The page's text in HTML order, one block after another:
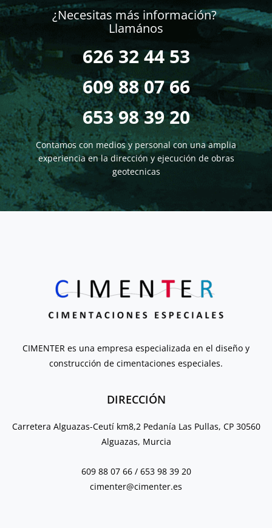
¿Necesitas más información?
Llamános
626 32 44 53
609 88 07 66
653 98 39 20
Contamos con medios y personal con una amplia
experiencia en la dirección y ejecución de obras
geotecnicas
CIMENTER es una empresa especializada en el diseño y
construcción de cimentaciones especiales.
DIRECCIÓN
Carretera Alguazas-Ceutí km8,2 Pedanía Las Pullas, CP 30560
Alguazas, Murcia
609 88 07 66 / 653 98 39 20
cimenter@cimenter.es